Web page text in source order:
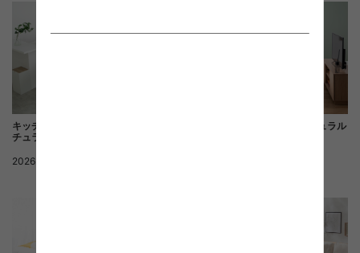
キッチン収納と暮らしがつながるナ
チュラルモダン空間
2026.04.02
木目が映える、開放的なナチュラル